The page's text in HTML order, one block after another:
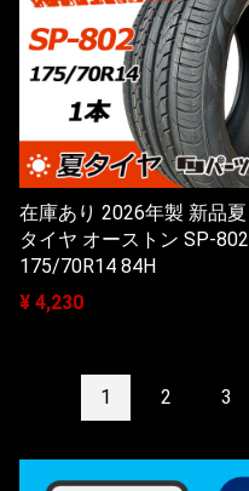
在庫あり 2026年製 新品夏
タイヤ オーストン SP-802
175/70R14 84H
¥ 4,230
1 2 3